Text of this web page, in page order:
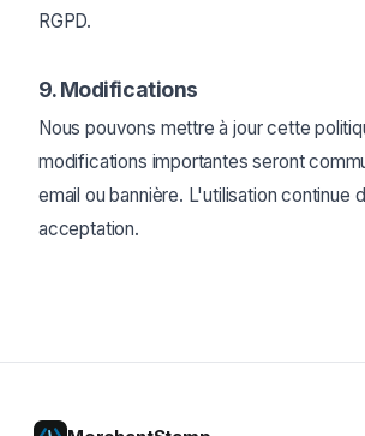
RGPD.
9. Modifications
Nous pouvons mettre à jour cette
modifications importantes seront
email ou bannière. L'utilisation continue
acceptation.